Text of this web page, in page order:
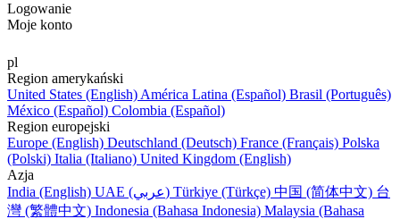
Logowanie
Moje konto
pl
Region amerykański
United States (English) América Latina (Español) Brasil (Português)
México (Español) Colombia (Español)
Region europejski
Europe (English) Deutschland (Deutsch) France (Français) Polska
(Polski) Italia (Italiano) United Kingdom (English)
Azja
India (English)
UAE (عربي) Türkiye (Türkçe) 中国 (简体中文) 台
灣 (繁體中文) Indonesia (Bahasa Indonesia) Malaysia (Bahasa